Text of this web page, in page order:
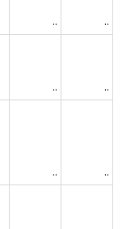
..
..
..
..
..
..